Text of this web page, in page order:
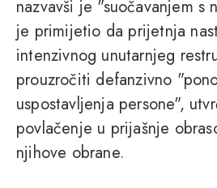
nazvavši je "suočavanjem s
je primijetio da prijetnja
intenzivnog unutarnjeg
prouzročiti defanzivno
uspostavljenja persone",
povlačenje u prijašnje
njihove obrane.